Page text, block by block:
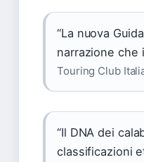
“La nuova
narrazione che
Touring Club
“Il DNA dei
classificazioni